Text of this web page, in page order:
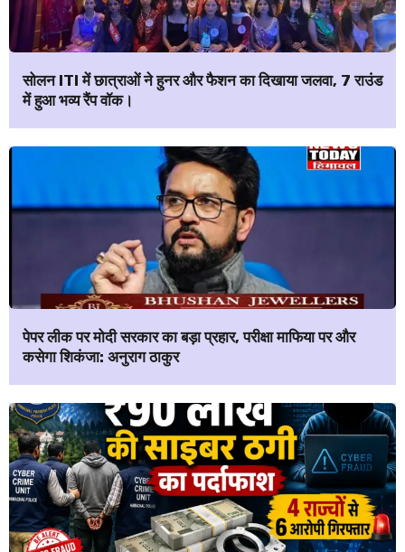
सोलन ITI में छात्राओं ने हुनर और फैशन का दिखाया जलवा, 7 राउंड
में हुआ भव्य रैंप वॉक।
पेपर लीक पर मोदी सरकार का बड़ा प्रहार, परीक्षा माफिया पर और
कसेगा शिकंजा: अनुराग ठाकुर